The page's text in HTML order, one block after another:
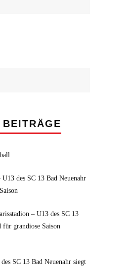
BEITRÄGE
des SC 13 Bad Neuenahr
– U13 des SC 13
grandiose Saison
SC 13 Bad Neuenahr siegt